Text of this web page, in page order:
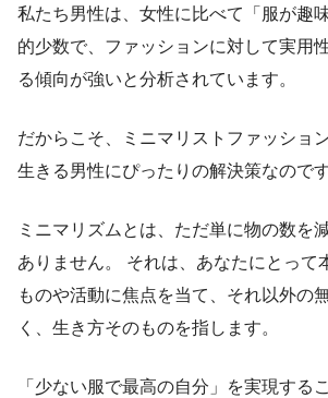
私たち男性は、女性に比べて「服が趣
的少数で、ファッションに対して実用
る傾向が強いと分析されています。
だからこそ、ミニマリストファッショ
生きる男性にぴったりの解決策なのです
ミニマリズムとは、ただ単に物の数を
ありません。 それは、あなたにとって
ものや活動に焦点を当て、それ以外の
く、生き方そのものを指します。
「少ない服で最高の自分」を実現する